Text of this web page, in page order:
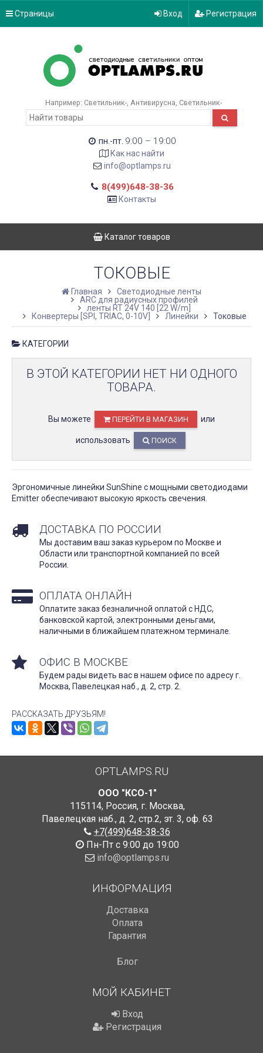
Страницы Вход Регистрация
Например: Светильник- Антивирусна Светильник-
пн.-пт. 9:00 – 19:00
Как нас найти
info@optlamps.ru
8(499)648-38-36
Контакты
Каталог товаров
ТОКОВЫЕ
Главная
Светодиодные ленты
ARC для радиусных профилей
ленты RT 24V 140 [22 W/m]
Конвертеры [SPI, TRIAC, 0-10V]
Линейки Токовые
КАТЕГОРИИ
В ЭТОЙ КАТЕГОРИИ НЕТ НИ ОДНОГО
ТОВАРА.
Вы можете ПЕРЕЙТИ В МАГАЗИН или
использовать ПОИСК
Эргономичные линейки SunShine с мощными светодиодами
Emitter обеспечивают высокую яркость свечения.
ДОСТАВКА ПО РОССИИ
Мы доставим ваш заказ курьером по Москве и
Области или транспортной компанией по всей
России.
ОПЛАТА ОНЛАЙН
Оплатите заказ безналичной оплатой с НДС,
банковской картой, электронными деньгами,
наличными в ближайшем платежном терминале.
ОФИС В МОСКВЕ
Будем рады видеть вас в нашем офисе по адресу г.
Москва, Павелецкая наб., д. 2, стр. 2.
РАССКАЗАТЬ ДРУЗЬЯМ!
OPTLAMPS.RU
ООО "КСО-1"
115114, Россия, г. Москва,
Павелецкая наб., д. 2, стр.2, эт. 3, оф. 63
+7(499)648-38-36
Пн-Пт с 9:00 до 19:00
info@optlamps.ru
ИНФОРМАЦИЯ
Доставка
Оплата
Гарантия
Блог
МОЙ КАБИНЕТ
Вход
Регистрация